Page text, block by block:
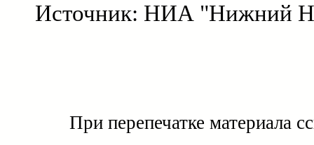
Источник: НИА "Нижний
При перепечатке материала